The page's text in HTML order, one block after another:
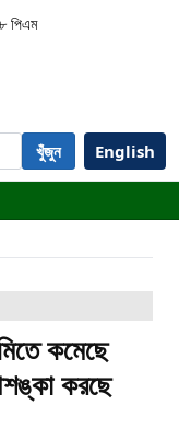
পিএম
খুঁজুন English
কমেছে
করছে